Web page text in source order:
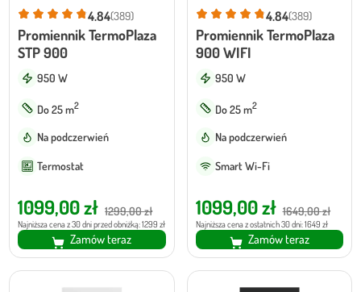
4.84(389)
Promiennik TermoPlaza
STP 900
950 W
Do 25 m2
Na podczerwień
Termostat
1299,00zł
Pierwotna
cena
wynosiła:
1299,00 zł.
1099,00zł
Aktualna
cena
wynosi:
1099,00 zł.
Najniższa cena z 30 dni przed obniżką: 1299 zł
Zamów teraz
4.84(389)
Promiennik TermoPlaza
900 WIFI
950 W
Do 25 m2
Na podczerwień
Smart Wi-Fi
1649,00zł
Pierwotna
cena
wynosiła:
1649,00 zł.
1099,00zł
Aktualna
cena
wynosi:
1099,00 zł.
Najniższa cena z ostatnich 30 dni: 1649 zł
Zamów teraz